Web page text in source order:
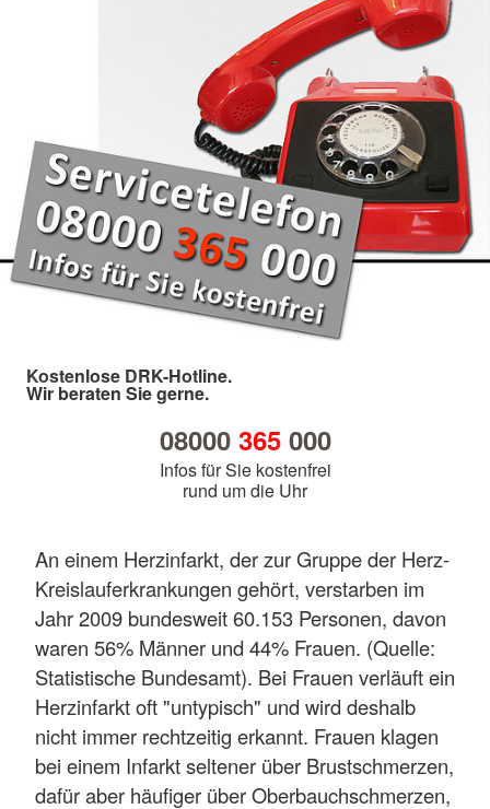
Kostenlose DRK-Hotline.
Wir beraten Sie gerne.
08000 365000
Infos für Sie kostenfrei
rund um die Uhr
An einem Herzinfarkt, der zur Gruppe der Herz-
Kreislauferkrankungen gehört, verstarben im
Jahr 2009 bundesweit 60.153 Personen, davon
waren 56% Männer und 44% Frauen. (Quelle:
Statistische Bundesamt). Bei Frauen verläuft ein
Herzinfarkt oft "untypisch" und wird deshalb
nicht immer rechtzeitig erkannt. Frauen klagen
bei einem Infarkt seltener über Brustschmerzen,
dafür aber häufiger über Oberbauchschmerzen,